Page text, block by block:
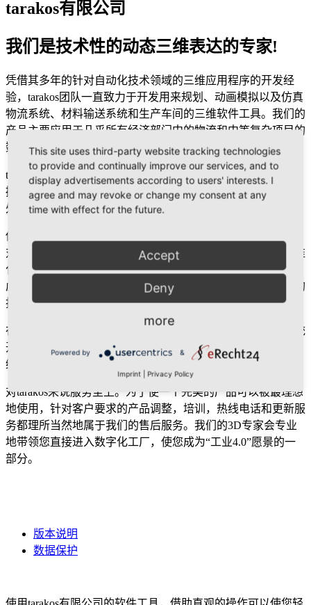
tarakos有限公司
我们是技术性的动态三维表达的专家!
凭借其多年的针对自动化技术领域的三维应用程序的开发经
验，tarakos团队一直致力于开发用来规划、动画模拟以及仿真
物流系统、材料输送系统和生产车间的三维软件工具。我们的
产品主要应用于几乎所有经济部门中的物流和中等复杂项目的
数字化工厂中。
tarakos软件工具的特点是丰富的行业专用模型库和简单直观的
操作。这些使得taraVRbuilder在该市场领域内相对于其他软件
处于领军地位。
借助产品taraVRcontrol，Tarakos有限公司成为了第一个提供针
对三维过程可视化的，价格便宜，和自动化制造商无关，标准
化的3D-Add-on模块的公司。如今，在汽车行业的大型项目，
虚拟试运行或者特殊机械制造中，该技术已成为了不可或缺的
技术。
在和西门子公司紧密的合作中，我们为WinCC过程可视化系统
开发了扩展插件“3D- Visualizer”。我们也为其他的产品提供三
维功能的集成。
对tarakos来说服务至上。为了使一个完美的产品可以被最理想
地使用，针对客户要求的产品调整，培训，热线电话和更新服
务都理所当然地属于我们的售后服务。我们的3D专家会专业
地带领您直接进入数字化工厂，使您成为“工业4.0”愿景的一
部分。
版本说明
数据保护
This site uses third-party website tracking technologies
to provide and continually improve our services, and to
display advertisements according to users' interests. I
agree and may revoke or change my consent at any
time with effect for the future.
Accept
Deny
more
Powered by &
Imprint Privacy Policy